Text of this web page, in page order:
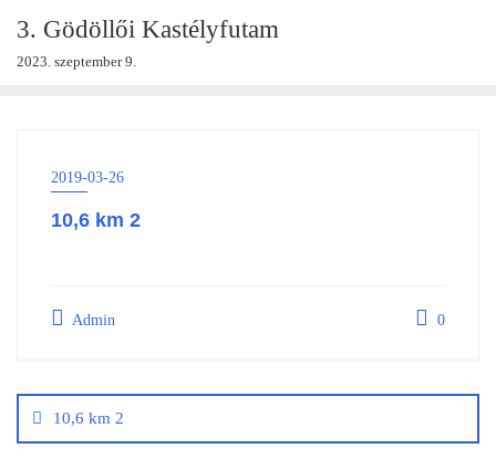
content
3. Gödöllői Kastélyfutam
2023. szeptember 9.
2019-03-26
10,6 km 2
Admin 0
navigáció
10,6 km 2